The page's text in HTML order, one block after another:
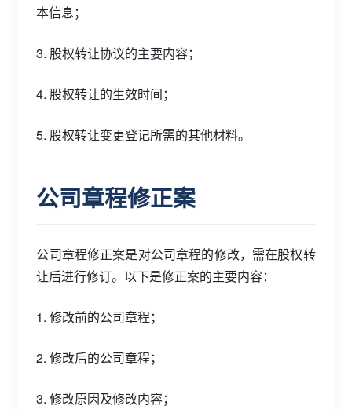
本信息；
3. 股权转让协议的主要内容；
4. 股权转让的生效时间；
5. 股权转让变更登记所需的其他材料。
公司章程修正案
公司章程修正案是对公司章程的修改，需在股权转
让后进行修订。以下是修正案的主要内容：
1. 修改前的公司章程；
2. 修改后的公司章程；
3. 修改原因及修改内容；